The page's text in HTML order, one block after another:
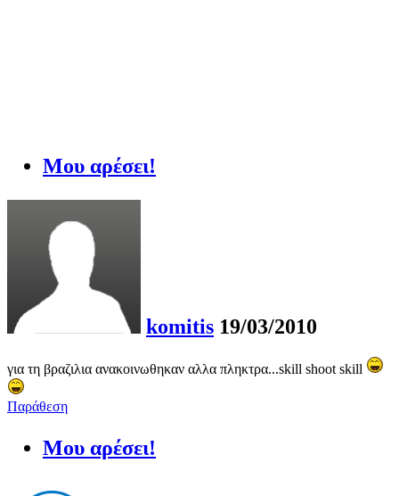
Μου αρέσει!
komitis 19/03/2010
για τη βραζιλια ανακοινωθηκαν αλλα πληκτρα...skill shoot skill
Παράθεση
Μου αρέσει!